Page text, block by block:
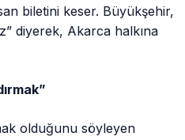
biletini keser. Büyükşehir,
diyerek, Akarca halkına
olduğunu söyleyen